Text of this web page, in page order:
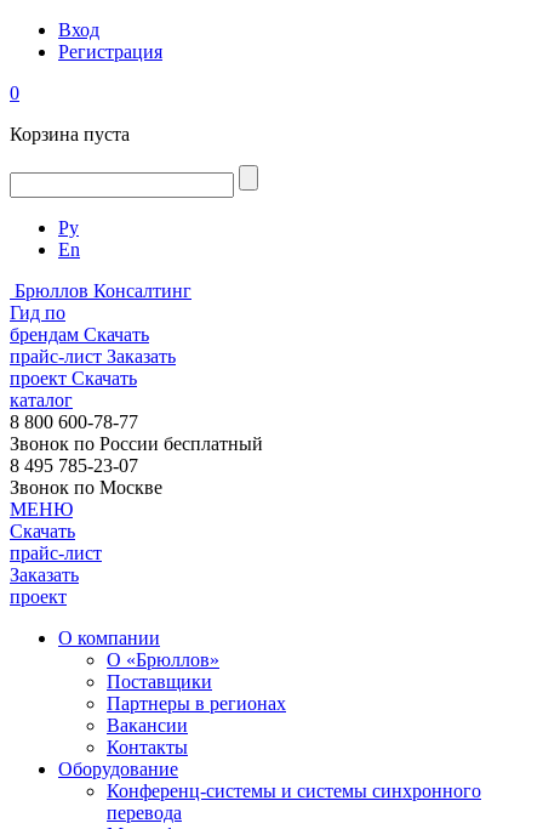
Вход
Регистрация
0
Корзина пуста
Ру
En
Брюллов Консалтинг
Гид по
брендам Скачать
прайс-лист Заказать
проект Скачать
каталог
8 800 600-78-77
Звонок по России бесплатный
8 495 785-23-07
Звонок по Москве
МЕНЮ
Скачать
прайс-лист
Заказать
проект
О компании
О «Брюллов»
Поставщики
Партнеры в регионах
Вакансии
Контакты
Оборудование
Конференц-системы и системы синхронного
перевода